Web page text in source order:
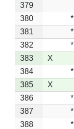
379
380
*
381
*
382
*
383
X
384
*
385
X
386
*
387
*
388
*